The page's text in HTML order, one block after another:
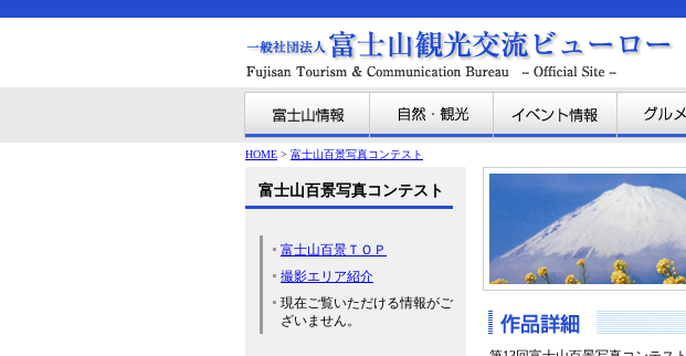
HOME > 富士山百景写真コンテスト
富士山百景写真コンテスト
富士山百景ＴＯＰ
撮影エリア紹介
現在ご覧いただける情報がご
ざいません。